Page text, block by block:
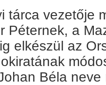
tárca vezetője
Péternek, a
elkészül az
Béla neve